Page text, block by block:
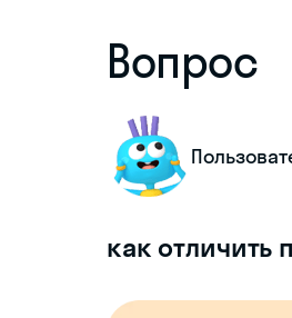
Вопрос
как отличить